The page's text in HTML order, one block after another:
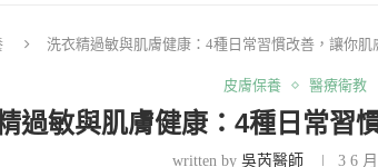
洗衣精過敏與肌膚健康：4種日常習慣改善，讓你肌
皮膚保養 醫療衛教
過敏與肌膚健康：4種日常習
written by吳芮醫師 3 6